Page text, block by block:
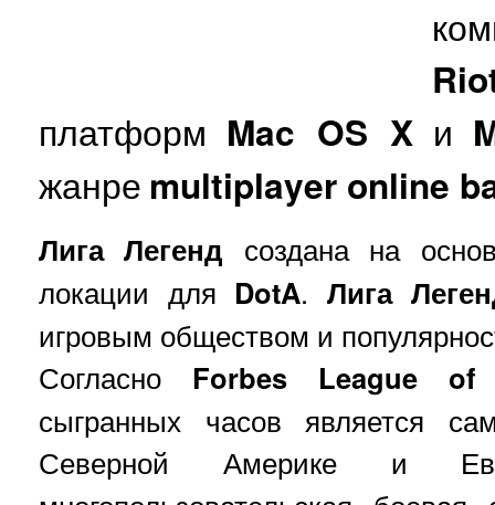
платформ Mac OS X и
жанре multiplayer online
Лига Легенд создана на
локации для DotA.Лига
игровым обществом и
Согласно Forbes League of
сыгранных часов является
Северной Америке и